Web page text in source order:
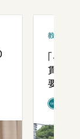
教育
「早
貫校へ
要だっ